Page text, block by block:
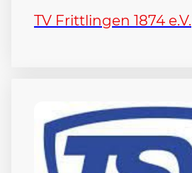
TV Frittlingen 1874 e.V.